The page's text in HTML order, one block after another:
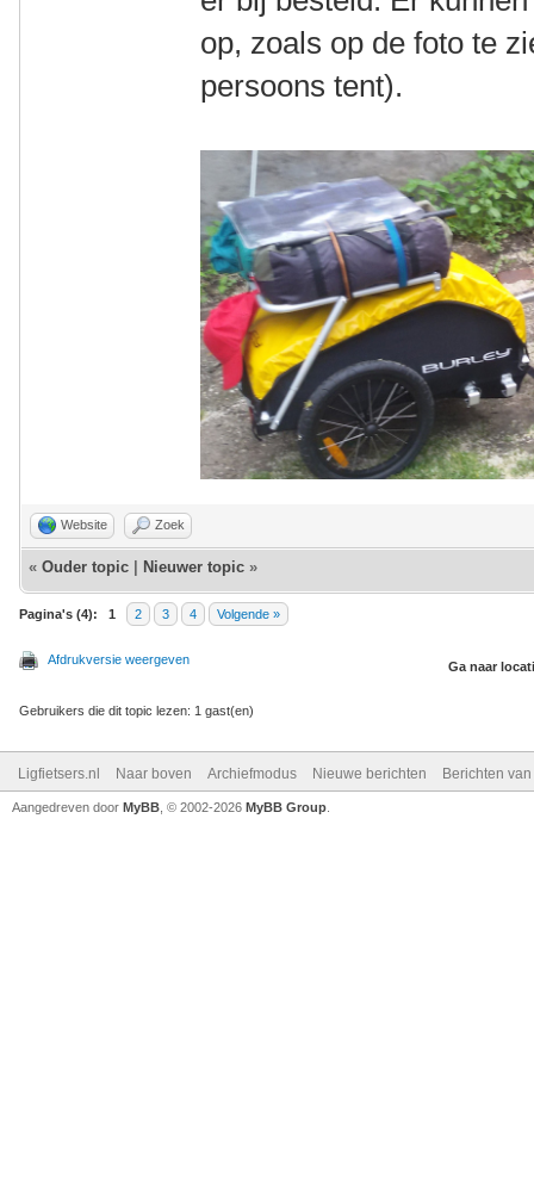
op, zoals op de foto te
persoons tent).
Website Zoek
« Ouder topic Nieuwer topic »
Pagina's (4): 1 2 3 4 Volgende »
Afdrukversie weergeven Ga naar
Gebruikers die dit topic lezen: 1 gast(en)
Ligfietsers.nl Naar boven Archiefmodus Nieuwe berichten Berichten
Aangedreven door MyBB , © 2002-2026 MyBB Group